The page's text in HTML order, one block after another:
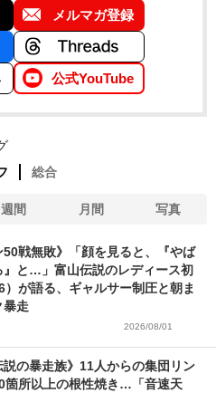
メルマガ登録
公式YouTube
総合
週間 月間 写真
50戦無敗》「顔を見ると、『やば
』と…」富山伝説のレディース初
）が語る、ギャルサー制圧と朝ま
暴走
2026/08/01
説の暴走族》11人からの集団リン
箇所以上の根性焼き…「音速天